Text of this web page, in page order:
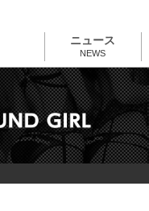
ニュース
NEWS